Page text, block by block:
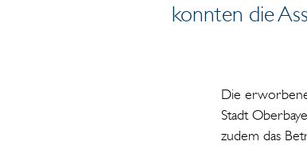
konnten die
Die
Stadt
zudem das